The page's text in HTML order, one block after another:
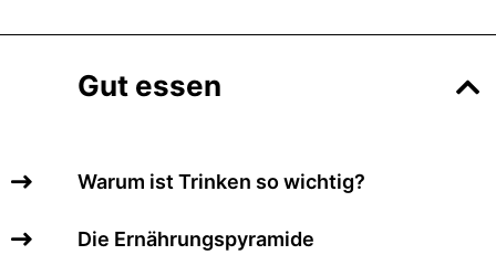
Gut essen
Warum ist Trinken so wichtig?
Die Ernährungspyramide